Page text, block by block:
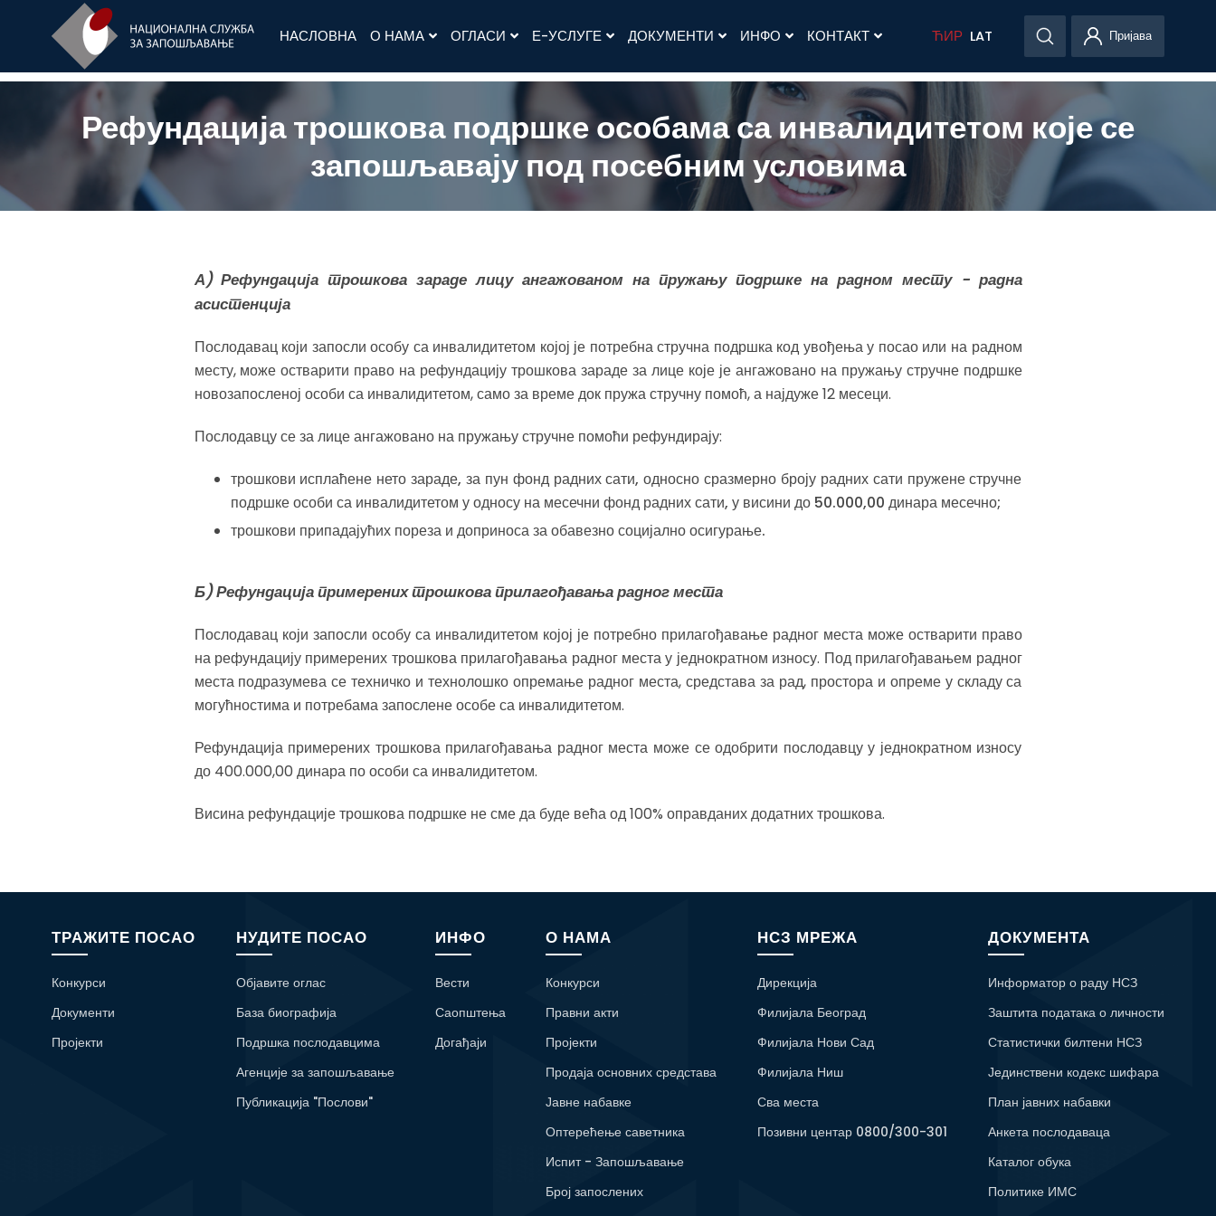
НАСЛОВНА О НАМА ОГЛАСИ Е-УСЛУГЕ ДОКУМЕНТИ ИНФО КОНТАКТ ЋИР LAT Пријава
Рефундација трошкова подршке особама са инвалидитетом које се
запошљавају под посебним условима
А) Рефундација трошкова зараде лицу ангажованом на пружању подршке на радном месту - радна
асистенција
Послодавац који запосли особу са инвалидитетом којој је потребна стручна подршка код увођења у посао или на радном
месту, може остварити право на рефундацију трошкова зараде за лице које је ангажовано на пружању стручне подршке
новозапосленој особи са инвалидитетом, само за време док пружа стручну помоћ, а најдуже 12 месеци.
Послодавцу се за лице ангажовано на пружању стручне помоћи рефундирају:
трошкови исплаћене нето зараде, за пун фонд радних сати, односно сразмерно броју радних сати пружене стручне
подршке особи са инвалидитетом у односу на месечни фонд радних сати, у висини до 50.000,00 динара месечно;
трошкови припадајућих пореза и доприноса за обавезно социјално осигурање.
Б) Рефундација примерених трошкова прилагођавања радног места
Послодавац који запосли особу са инвалидитетом којој је потребно прилагођавање радног места може остварити право
на рефундацију примерених трошкова прилагођавања радног места у једнократном износу. Под прилагођавањем радног
места подразумева се техничко и технолошко опремање радног места, средстава за рад, простора и опреме у складу са
могућностима и потребама запослене особе са инвалидитетом.
Рефундација примерених трошкова прилагођавања радног места може се одобрити послодавцу у једнократном износу
до 400.000,00 динара по особи са инвалидитетом.
Висина рефундације трошкова подршке не сме да буде већа од 100% оправданих додатних трошкова.
ТРАЖИТЕ ПОСАО
Конкурси
Документи
Пројекти
НУДИТЕ ПОСАО
Објавите оглас
База биографија
Подршка послодавцима
Агенције за запошљавање
Публикација "Послови"
ИНФО
Вести
Саопштења
Догађаји
О НАМА
Конкурси
Правни акти
Пројекти
Продаја основних средстава
Јавне набавке
Оптерећење саветника
Испит - Запошљавање
Број запослених
НСЗ МРЕЖА
Дирекција
Филијала Београд
Филијала Нови Сад
Филијала Ниш
Сва места
Позивни центар 0800/300-301
ДОКУМЕНТА
Информатор о раду НСЗ
Заштита података о личности
Статистички билтени НСЗ
Јединствени кодекс шифара
План јавних набавки
Анкета послодаваца
Каталог обука
Политике ИМС